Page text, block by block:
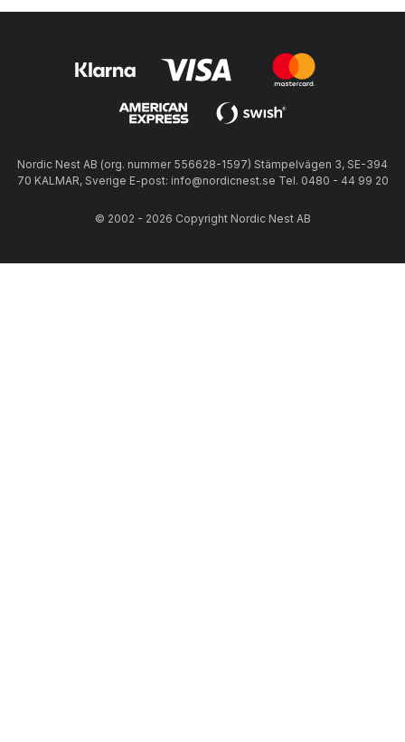
Nordic Nest AB (org. nummer 556628-1597) Stämpelvägen 3, SE-394
70 KALMAR, Sverige E-post: info@nordicnest.se Tel. 0480 - 44 99 20
© 2002 - 2026 Copyright Nordic Nest AB